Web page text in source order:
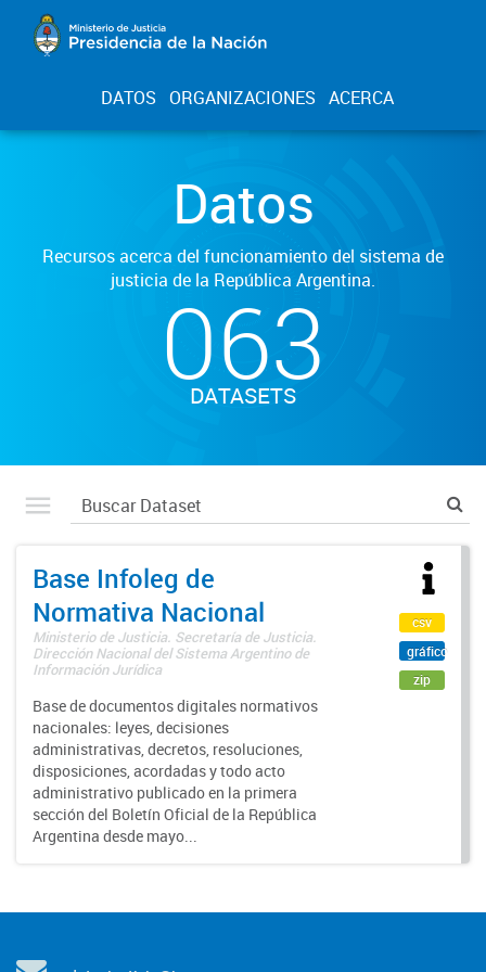
DATOS ORGANIZACIONES ACERCA
Datos
Recursos acerca del funcionamiento del sistema de
justicia de la República Argentina.
063
DATASETS
Base Infoleg de
Normativa Nacional
Ministerio de Justicia. Secretaría de Justicia.
Dirección Nacional del Sistema Argentino de
Información Jurídica
Base de documentos digitales normativos
nacionales: leyes, decisiones
administrativas, decretos, resoluciones,
disposiciones, acordadas y todo acto
administrativo publicado en la primera
sección del Boletín Oficial de la República
Argentina desde mayo...
csv
gráfico
zip